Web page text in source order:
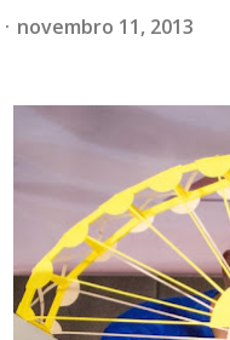
novembro 11, 2013